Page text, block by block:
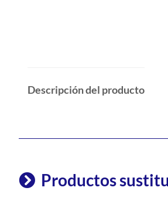
Descripción del producto
Productos